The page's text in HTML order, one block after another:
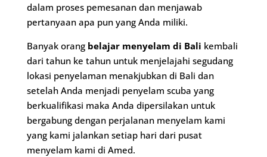
dalam proses pemesanan dan menjawab
pertanyaan apa pun yang Anda miliki.
Banyak orang belajar menyelam di Bali kembali
dari tahun ke tahun untuk menjelajahi segudang
lokasi penyelaman menakjubkan di Bali dan
setelah Anda menjadi penyelam scuba yang
berkualifikasi maka Anda dipersilakan untuk
bergabung dengan perjalanan menyelam kami
yang kami jalankan setiap hari dari pusat
menyelam kami di Amed.